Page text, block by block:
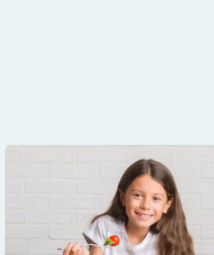
Sorgen vor Nährstoffmangel: Mein Kind